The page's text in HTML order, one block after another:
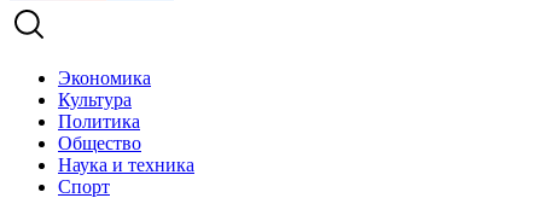
Экономика
Культура
Политика
Общество
Наука и техника
Спорт